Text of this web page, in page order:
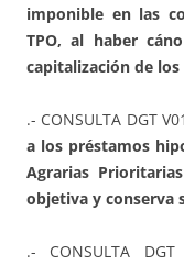
imponible en las
TPO, al haber
capitalización de
.- CONSULTA DGT
a los préstamos
Agrarias
objetiva y conserva
.- CONSULTA